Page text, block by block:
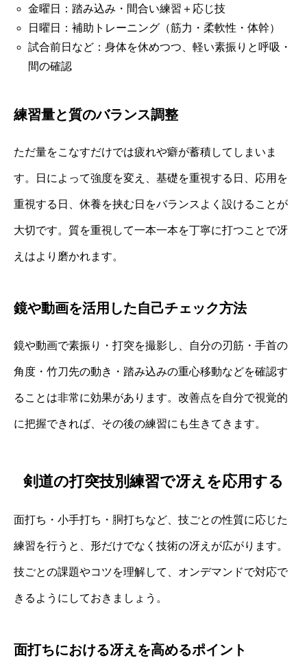
金曜日：踏み込み・間合い練習＋応じ技
日曜日：補助トレーニング（筋力・柔軟性・体幹）
試合前日など：身体を休めつつ、軽い素振りと呼吸・
間の確認
練習量と質のバランス調整
ただ量をこなすだけでは疲れや癖が蓄積してしまいま
す。日によって強度を変え、基礎を重視する日、応用を
重視する日、休養を挟む日をバランスよく設けることが
大切です。質を重視して一本一本を丁寧に打つことで冴
えはより磨かれます。
鏡や動画を活用した自己チェック方法
鏡や動画で素振り・打突を撮影し、自分の刃筋・手首の
角度・竹刀先の動き・踏み込みの重心移動などを確認す
ることは非常に効果があります。改善点を自分で視覚的
に把握できれば、その後の練習にも生きてきます。
剣道の打突技別練習で冴えを応用する
面打ち・小手打ち・胴打ちなど、技ごとの性質に応じた
練習を行うと、形だけでなく技術の冴えが広がります。
技ごとの課題やコツを理解して、オンデマンドで対応で
きるようにしておきましょう。
面打ちにおける冴えを高めるポイント